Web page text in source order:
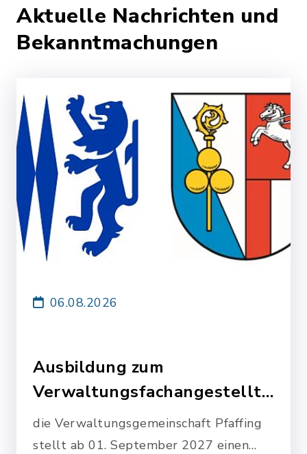
Aktuelle Nachrichten und
Bekanntmachungen
Ausbildung zum
Verwaltungsfachangestellten
(m/w/d)
die Verwaltungsgemeinschaft Pfaffing
stellt ab 01. September 2027 einen
06.08.2026